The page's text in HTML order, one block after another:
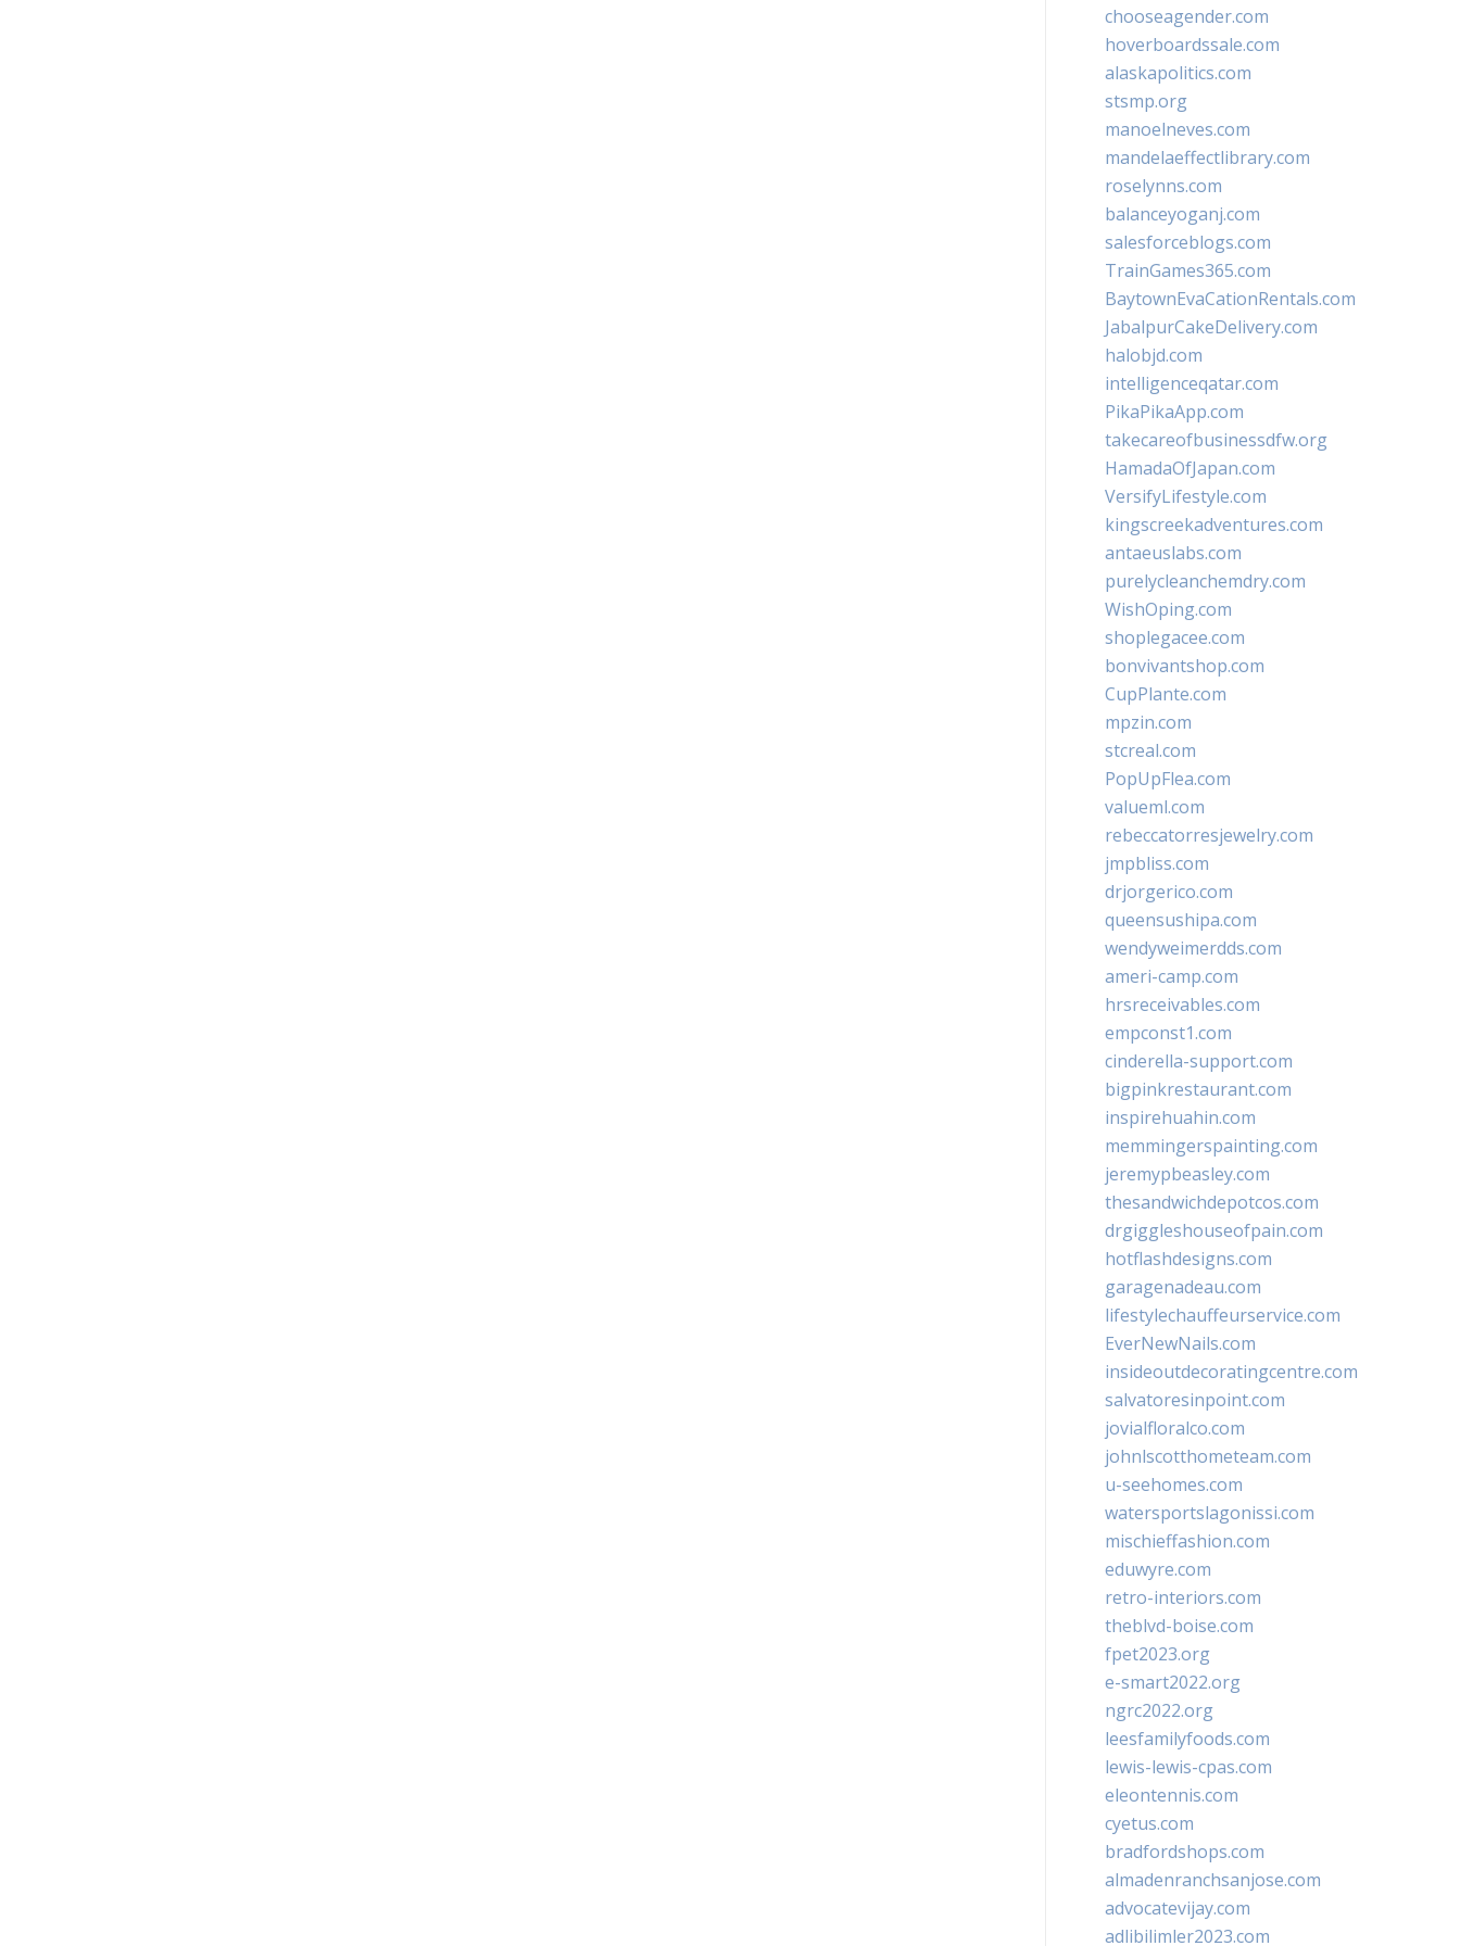
chooseagender.com
hoverboardssale.com
alaskapolitics.com
stsmp.org
manoelneves.com
mandelaeffectlibrary.com
roselynns.com
balanceyoganj.com
salesforceblogs.com
TrainGames365.com
BaytownEvaCationRentals.com
JabalpurCakeDelivery.com
halobjd.com
intelligenceqatar.com
PikaPikaApp.com
takecareofbusinessdfw.org
HamadaOfJapan.com
VersifyLifestyle.com
kingscreekadventures.com
antaeuslabs.com
purelycleanchemdry.com
WishOping.com
shoplegacee.com
bonvivantshop.com
CupPlante.com
mpzin.com
stcreal.com
PopUpFlea.com
valueml.com
rebeccatorresjewelry.com
jmpbliss.com
drjorgerico.com
queensushipa.com
wendyweimerdds.com
ameri-camp.com
hrsreceivables.com
empconst1.com
cinderella-support.com
bigpinkrestaurant.com
inspirehuahin.com
memmingerspainting.com
jeremypbeasley.com
thesandwichdepotcos.com
drgiggleshouseofpain.com
hotflashdesigns.com
garagenadeau.com
lifestylechauffeurservice.com
EverNewNails.com
insideoutdecoratingcentre.com
salvatoresinpoint.com
jovialfloralco.com
johnlscotthometeam.com
u-seehomes.com
watersportslagonissi.com
mischieffashion.com
eduwyre.com
retro-interiors.com
theblvd-boise.com
fpet2023.org
e-smart2022.org
ngrc2022.org
leesfamilyfoods.com
lewis-lewis-cpas.com
eleontennis.com
cyetus.com
bradfordshops.com
almadenranchsanjose.com
advocatevijay.com
adlibilimler2023.com